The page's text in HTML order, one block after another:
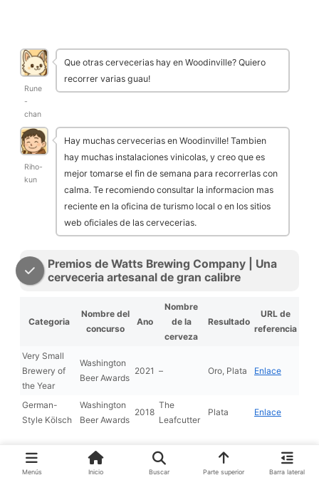
Rune
-
chan
Que otras cervecerias hay en Woodinville? Quiero
recorrer varias guau!
Riho-
kun
Hay muchas cervecerias en Woodinville! Tambien
hay muchas instalaciones vinicolas, y creo que es
mejor tomarse el fin de semana para recorrerlas con
calma. Te recomiendo consultar la informacion mas
reciente en la oficina de turismo local o en los sitios
web oficiales de las cervecerias.
Premios de Watts Brewing Company | Una
cerveceria artesanal de gran calibre
Categoria
Nombre del
concurso
Ano
Nombre
de la
cerveza
Resultado
URL de
referencia
Very Small
Brewery of
the Year
Washington
Beer Awards
2021 – Oro, Plata Enlace
German-
Style Kölsch
Washington
Beer Awards
2018
The
Leafcutter
Plata Enlace
Menús Inicio Buscar Parte superior Barra lateral